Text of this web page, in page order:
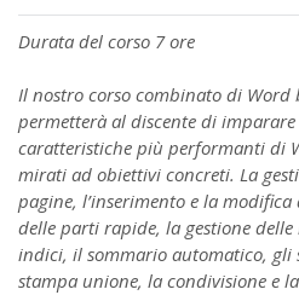
Durata del corso 7 ore
Il nostro corso combinato di Word
permetterà al discente di
caratteristiche più performanti di
mirati ad obiettivi concreti. La
pagine, l’inserimento e la modifica
delle parti rapide, la gestione
indici, il sommario automatico, gli
stampa unione, la condivisione e